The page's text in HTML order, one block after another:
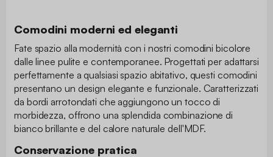
Comodini moderni ed eleganti
Fate spazio alla modernità con i nostri comodini bicolore
dalle linee pulite e contemporanee. Progettati per adattarsi
perfettamente a qualsiasi spazio abitativo, questi comodini
presentano un design elegante e funzionale. Caratterizzati
da bordi arrotondati che aggiungono un tocco di
morbidezza, offrono una splendida combinazione di
bianco brillante e del calore naturale dell'MDF.
Conservazione pratica